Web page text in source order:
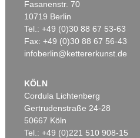
Fasanenstr. 70
10719 Berlin
Tel.: +49 (0)30 88 67 53-63
Fax: +49 (0)30 88 67 56-43
infoberlin@kettererkunst.de
KÖLN
Cordula Lichtenberg
Gertrudenstraße 24-28
50667 Köln
Tel.: +49 (0)221 510 908-15